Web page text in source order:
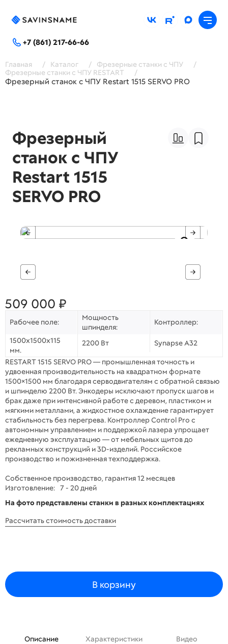
+7 (861) 217-66-66
Главная / Каталог / Фрезерные станки с ЧПУ
/
Фрезерные станки с ЧПУ RESTART
/
Фрезерный станок с ЧПУ Restart 1515 SERVO PRO
Фрезерный
станок с ЧПУ
Restart 1515
SERVO PRO
509 000 ₽
Рабочее поле:
1500х1500х115
мм.
Мощность
шпинделя:
2200 Вт
Контроллер:
Synapse A32
RESTART 1515 SERVO PRO — промышленная точность и
удвоенная производительность на квадратном формате
1500×1500 мм благодаря серводвигателям с обратной связью
и шпинделю 2200 Вт. Энкодеры исключают пропуск шагов и
брак даже при интенсивной работе с деревом, пластиком и
мягкими металлами, а жидкостное охлаждение гарантирует
стабильность без перегрева. Контроллер Control Pro с
автономным управлением и поддержкой лазера упрощает
ежедневную эксплуатацию — от мебельных щитов до
рекламных конструкций и 3D-изделий. Российское
производство и пожизненная техподдержка.
Собственное производство, гарантия 12 месяцев
Изготовление: 7 - 20 дней
На фото представлены станки в разных комплектациях
Рассчитать стоимость доставки
В корзину
Описание Характеристики Видео